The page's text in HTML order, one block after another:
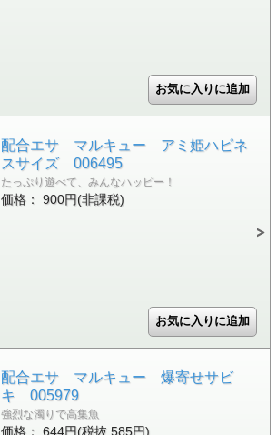
配合エサ マルキュー アミ姫ハピネ
スサイズ 006495
たっぷり遊べて、みんなハッピー！
価格： 900円(非課税)
配合エサ マルキュー 爆寄せサビ
キ 005979
強烈な濁りで高集魚
価格： 644円(税抜 585円)